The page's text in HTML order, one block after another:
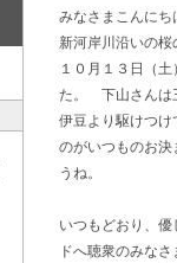
みなさまこんにち
新河岸川沿いの桜
１０月１３日（
た。 下山さんは
伊豆より駆けつ
のがいつものお
うね。
いつもどおり、
ドへ聴衆のみな